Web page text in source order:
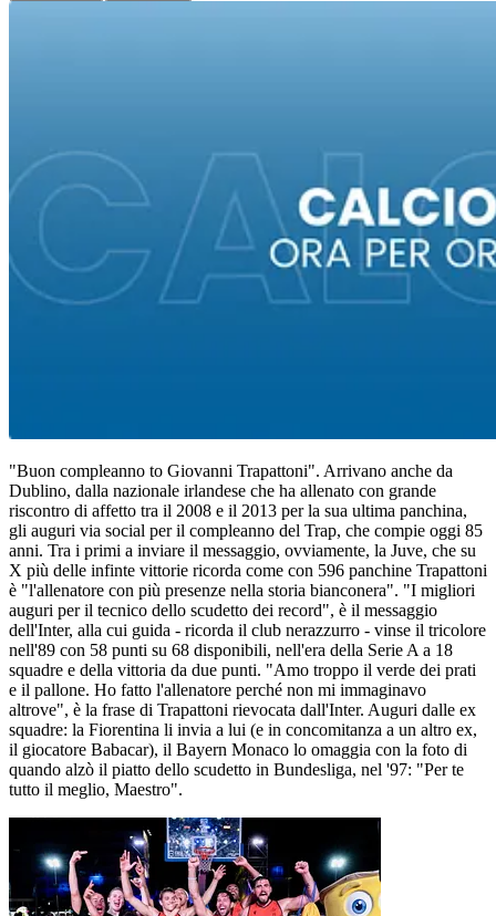
"Buon compleanno to Giovanni Trapattoni". Arrivano anche da
Dublino, dalla nazionale irlandese che ha allenato con grande
riscontro di affetto tra il 2008 e il 2013 per la sua ultima panchina,
gli auguri via social per il compleanno del Trap, che compie oggi 85
anni. Tra i primi a inviare il messaggio, ovviamente, la Juve, che su
X più delle infinte vittorie ricorda come con 596 panchine Trapattoni
è "l'allenatore con più presenze nella storia bianconera". "I migliori
auguri per il tecnico dello scudetto dei record", è il messaggio
dell'Inter, alla cui guida - ricorda il club nerazzurro - vinse il tricolore
nell'89 con 58 punti su 68 disponibili, nell'era della Serie A a 18
squadre e della vittoria da due punti. "Amo troppo il verde dei prati
e il pallone. Ho fatto l'allenatore perché non mi immaginavo
altrove", è la frase di Trapattoni rievocata dall'Inter. Auguri dalle ex
squadre: la Fiorentina li invia a lui (e in concomitanza a un altro ex,
il giocatore Babacar), il Bayern Monaco lo omaggia con la foto di
quando alzò il piatto dello scudetto in Bundesliga, nel '97: "Per te
tutto il meglio, Maestro".